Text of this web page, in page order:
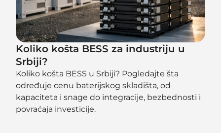
Koliko košta BESS za industriju u
Srbiji?
Koliko košta BESS u Srbiji? Pogledajte šta
određuje cenu baterijskog skladišta, od
kapaciteta i snage do integracije, bezbednosti i
povraćaja investicije.